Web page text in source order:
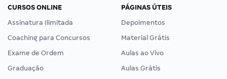
CURSOS ONLINE
Assinatura Ilimitada
Coaching para Concursos
Exame de Ordem
Graduação
PÁGINAS ÚTEIS
Depoimentos
Material Grátis
Aulas ao Vivo
Aulas Grátis